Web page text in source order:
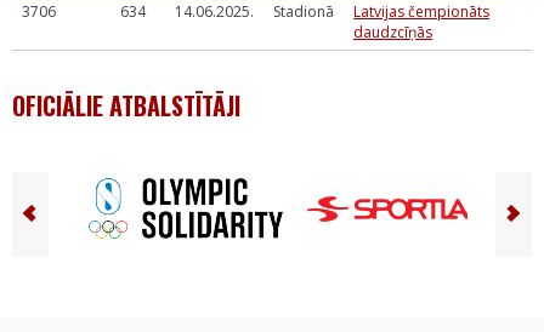
3706 634 14.06.2025. Stadionā
Latvijas čempionāts
daudzcīņās
OFICIĀLIE ATBALSTĪTĀJI